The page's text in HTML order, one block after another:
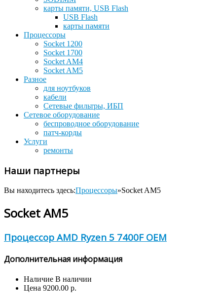
карты памяти, USB Flash
USB Flash
карты памяти
Процессоры
Socket 1200
Socket 1700
Socket AM4
Socket AM5
Разное
для ноутбуков
кабели
Сетевые фильтры, ИБП
Сетевое оборудование
беспроводное оборудование
патч-корды
Услуги
ремонты
Наши партнеры
Вы находитесь здесь:Процессоры»Socket AM5
Socket AM5
Процессор AMD Ryzen 5 7400F OEM
Дополнительная информация
Наличие В наличии
Цена 9200.00 р.